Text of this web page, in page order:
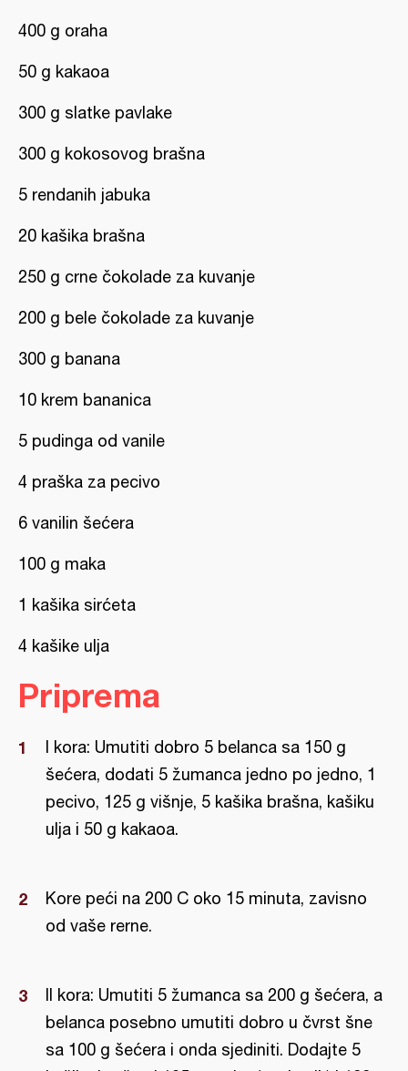
400 g oraha
50 g kakaoa
300 g slatke pavlake
300 g kokosovog brašna
5 rendanih jabuka
20 kašika brašna
250 g crne čokolade za kuvanje
200 g bele čokolade za kuvanje
300 g banana
10 krem bananica
5 pudinga od vanile
4 praška za pecivo
6 vanilin šećera
100 g maka
1 kašika sirćeta
4 kašike ulja
Priprema
I kora: Umutiti dobro 5 belanca sa 150 g
šećera, dodati 5 žumanca jedno po jedno, 1
pecivo, 125 g višnje, 5 kašika brašna, kašiku
ulja i 50 g kakaoa.
Kore peći na 200 C oko 15 minuta, zavisno
od vaše rerne.
II kora: Umutiti 5 žumanca sa 200 g šećera, a
belanca posebno umutiti dobro u čvrst šne
sa 100 g šećera i onda sjediniti. Dodajte 5